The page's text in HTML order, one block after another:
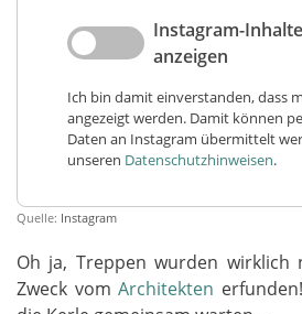
Instagram-
anzeigen
Ich bin damit einverstanden, dass
angezeigt werden. Damit können
Daten an Instagram übermittelt
unseren Datenschutzhinweisen.
Quelle: Instagram
Oh ja, Treppen wurden wirklich
Zweck vomArchitekten